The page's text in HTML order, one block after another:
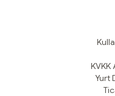
KVKK
Yurt